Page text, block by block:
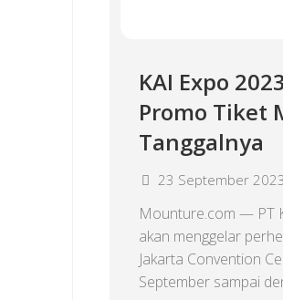
KAI Expo
Promo Tiket
Tanggalnya
23 September
Mounture.com — PT
akan menggelar
Jakarta Convention
September sampai